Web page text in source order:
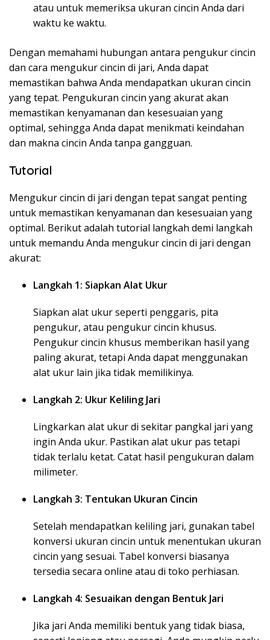
atau untuk memeriksa ukuran cincin Anda dari
waktu ke waktu.
Dengan memahami hubungan antara pengukur cincin
dan cara mengukur cincin di jari, Anda dapat
memastikan bahwa Anda mendapatkan ukuran cincin
yang tepat. Pengukuran cincin yang akurat akan
memastikan kenyamanan dan kesesuaian yang
optimal, sehingga Anda dapat menikmati keindahan
dan makna cincin Anda tanpa gangguan.
Tutorial
Mengukur cincin di jari dengan tepat sangat penting
untuk memastikan kenyamanan dan kesesuaian yang
optimal. Berikut adalah tutorial langkah demi langkah
untuk memandu Anda mengukur cincin di jari dengan
akurat:
Langkah 1: Siapkan Alat Ukur
Siapkan alat ukur seperti penggaris, pita
pengukur, atau pengukur cincin khusus.
Pengukur cincin khusus memberikan hasil yang
paling akurat, tetapi Anda dapat menggunakan
alat ukur lain jika tidak memilikinya.
Langkah 2: Ukur Keliling Jari
Lingkarkan alat ukur di sekitar pangkal jari yang
ingin Anda ukur. Pastikan alat ukur pas tetapi
tidak terlalu ketat. Catat hasil pengukuran dalam
milimeter.
Langkah 3: Tentukan Ukuran Cincin
Setelah mendapatkan keliling jari, gunakan tabel
konversi ukuran cincin untuk menentukan ukuran
cincin yang sesuai. Tabel konversi biasanya
tersedia secara online atau di toko perhiasan.
Langkah 4: Sesuaikan dengan Bentuk Jari
Jika jari Anda memiliki bentuk yang tidak biasa,